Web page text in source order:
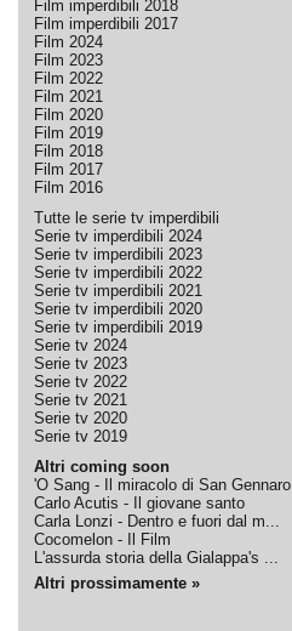
Film imperdibili 2018
Film imperdibili 2017
Film 2024
Film 2023
Film 2022
Film 2021
Film 2020
Film 2019
Film 2018
Film 2017
Film 2016
Tutte le serie tv imperdibili
Serie tv imperdibili 2024
Serie tv imperdibili 2023
Serie tv imperdibili 2022
Serie tv imperdibili 2021
Serie tv imperdibili 2020
Serie tv imperdibili 2019
Serie tv 2024
Serie tv 2023
Serie tv 2022
Serie tv 2021
Serie tv 2020
Serie tv 2019
Altri coming soon
'O Sang - Il miracolo di San Gennaro
Carlo Acutis - Il giovane santo
Carla Lonzi - Dentro e fuori dal m...
Cocomelon - Il Film
L'assurda storia della Gialappa's ...
Altri prossimamente »